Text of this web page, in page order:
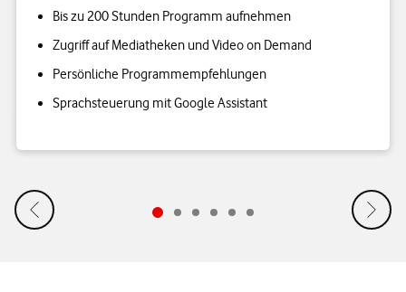
Bis zu 200 Stunden Programm aufnehmen
Zugriff auf Mediatheken und Video on Demand
Persönliche Programmempfehlungen
Sprachsteuerung mit Google Assistant